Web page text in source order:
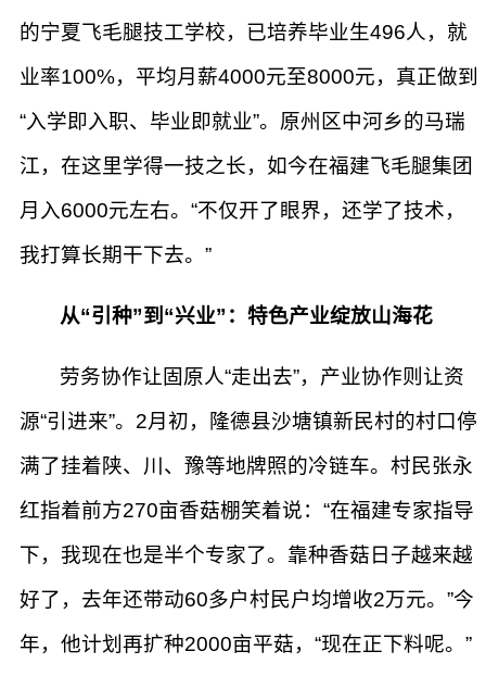
的宁夏飞毛腿技工学校，已培养毕业生496人，就
业率100%，平均月薪4000元至8000元，真正做到
“入学即入职、毕业即就业”。原州区中河乡的马瑞
江，在这里学得一技之长，如今在福建飞毛腿集团
月入6000元左右。“不仅开了眼界，还学了技术，
我打算长期干下去。”
从“引种”到“兴业”：特色产业绽放山海花
劳务协作让固原人“走出去”，产业协作则让资
源“引进来”。2月初，隆德县沙塘镇新民村的村口停
满了挂着陕、川、豫等地牌照的冷链车。村民张永
红指着前方270亩香菇棚笑着说：“在福建专家指导
下，我现在也是半个专家了。靠种香菇日子越来越
好了，去年还带动60多户村民户均增收2万元。”今
年，他计划再扩种2000亩平菇，“现在正下料呢。”